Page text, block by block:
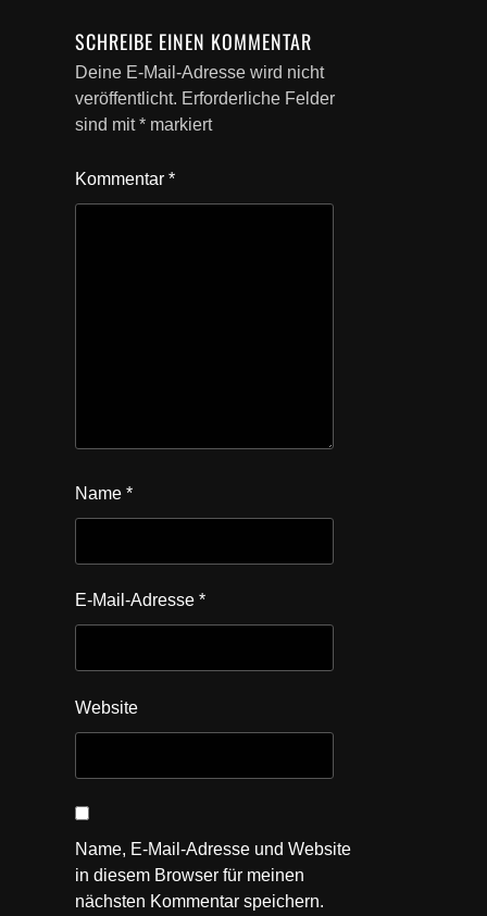
SCHREIBE EINEN KOMMENTAR
Deine E-Mail-Adresse wird nicht
veröffentlicht. Erforderliche Felder
sind mit* markiert
Kommentar *
Name *
E-Mail-Adresse *
Website
Name, E-Mail-Adresse und Website
in diesem Browser für meinen
nächsten Kommentar speichern.